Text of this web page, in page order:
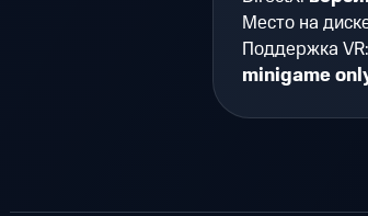
Место на
Поддержка VR:
minigame